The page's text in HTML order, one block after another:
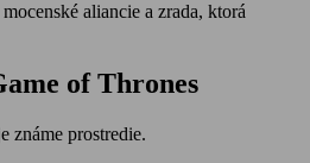
aliancie a zrada, ktorá
of Thrones
známe prostredie.